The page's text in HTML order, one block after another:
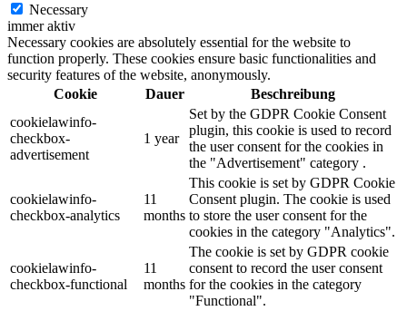
Necessary
immer aktiv
Necessary cookies are absolutely essential for the website to
function properly. These cookies ensure basic functionalities and
security features of the website, anonymously.
Cookie
Dauer
Beschreibung
cookielawinfo-
checkbox-
advertisement
1 year
Set by the GDPR Cookie Consent
plugin, this cookie is used to record
the user consent for the cookies in
the "Advertisement" category .
cookielawinfo-
checkbox-analytics
11
months
This cookie is set by GDPR Cookie
Consent plugin. The cookie is used
to store the user consent for the
cookies in the category "Analytics".
cookielawinfo-
checkbox-functional
11
months
The cookie is set by GDPR cookie
consent to record the user consent
for the cookies in the category
"Functional".